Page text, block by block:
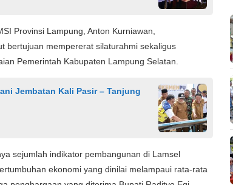
Provinsi Lampung, Anton Kurniawan,
bertujuan mempererat silaturahmi sekaligus
Pemerintah Kabupaten Lampung Selatan.
Jembatan Kali Pasir – Tanjung
sejumlah indikator pembangunan di Lamsel
ekonomi yang dinilai melampaui rata-rata